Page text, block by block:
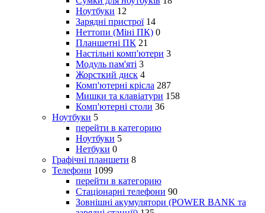
Ноутбуки 12
Зарядні пристрої 14
Неттопи (Міні ПК) 0
Планшетні ПК 21
Настільні комп'ютери 3
Модуль пам'яті 3
Жорсткий диск 4
Комп'ютерні крісла 287
Мишки та клавіатури 158
Комп'ютерні столи 36
Ноутбуки 5
перейти в категорию
Ноутбуки 5
Нетбуки 0
Графічні планшети 8
Телефони 1099
перейти в категорию
Стаціонарні телефони 90
Зовнішні акумулятори (POWER BANK та